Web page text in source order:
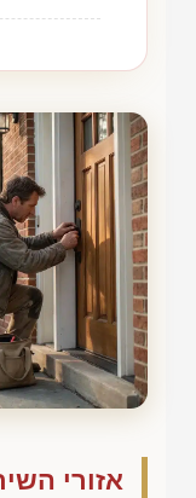
אזורי